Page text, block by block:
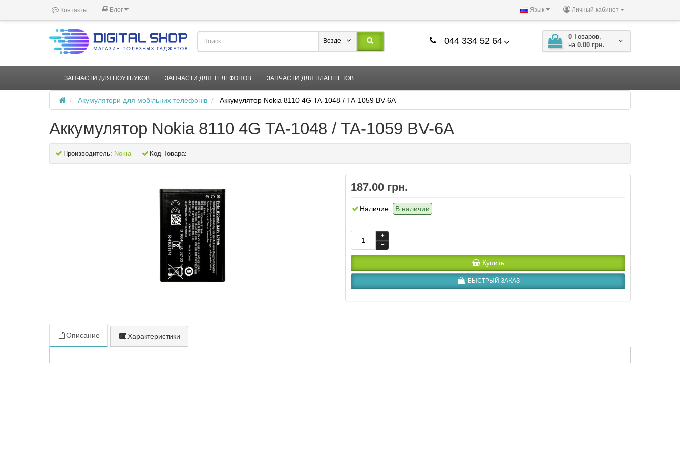
Контакты Блог Личный кабинет
Язык
044 334 52 64 0 Tоваров,
на 0.00 грн.
Везде
ЗАПЧАСТИ ДЛЯ НОУТБУКОВ ЗАПЧАСТИ ДЛЯ ТЕЛЕФОНОВ ЗАПЧАСТИ ДЛЯ ПЛАНШЕТОВ
Акумулятори для мобільних телефонів Аккумулятор Nokia 8110 4G TA-1048 / TA-1059 BV-6A
Аккумулятор Nokia 8110 4G TA-1048 / TA-1059 BV-6A
Производитель: Nokia Код Товара:
187.00 грн.
Наличие: В наличии
Купить
БЫСТРЫЙ ЗАКАЗ
Описание Характеристики